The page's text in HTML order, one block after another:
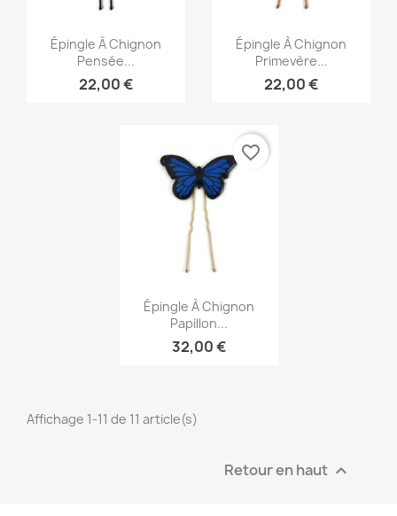
Aperçu rapide
Épingle À Chignon
Pensée...
22,00 €
Aperçu rapide
Épingle À Chignon
Primevère...
22,00 €
Aperçu rapide
Épingle À Chignon
Papillon...
32,00 €
favorite_border
Affichage 1-11 de 11 article(s)
Retour en haut 